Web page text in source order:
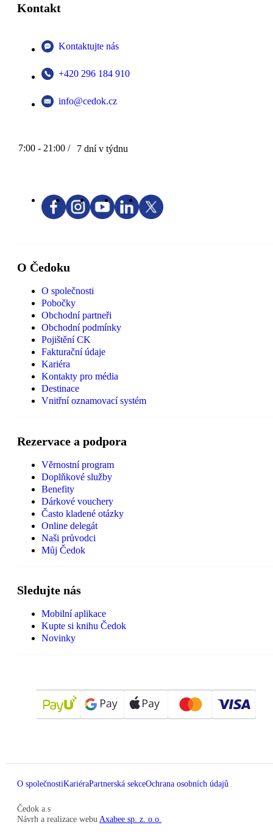
Kontakt
Kontaktujte nás
+420 296 184 910
info@cedok.cz
7:00 - 21:00 / 7 dní v týdnu
O Čedoku
O společnosti
Pobočky
Obchodní partneři
Obchodní podmínky
Pojištění CK
Fakturační údaje
Kariéra
Kontakty pro média
Destinace
Vnitřní oznamovací systém
Rezervace a podpora
Věrnostní program
Doplňkové služby
Benefity
Dárkové vouchery
Často kladené otázky
Online delegát
Naši průvodci
Můj Čedok
Sledujte nás
Mobilní aplikace
Kupte si knihu Čedok
Novinky
O společnostiKariéraPartnerská sekceOchrana osobních údajů
Čedok a.s
Návrh a realizace webu Axabee sp. z. o.o.